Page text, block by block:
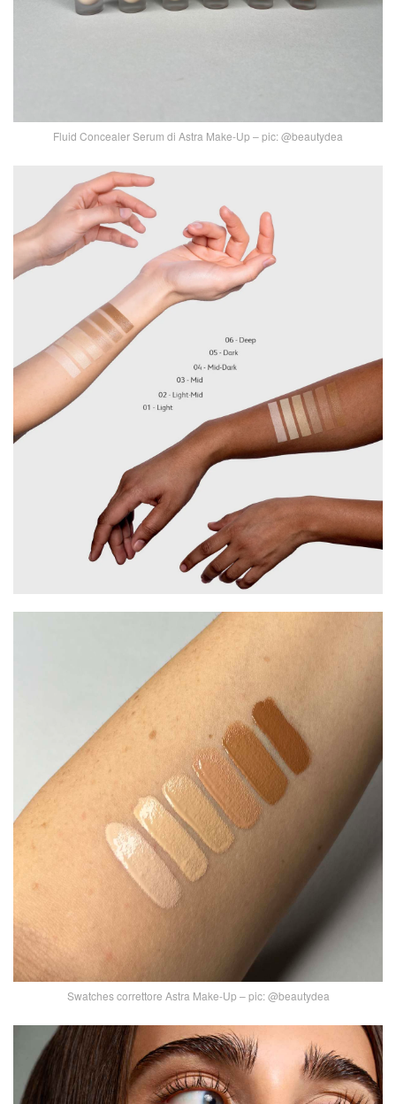
Fluid Concealer Serum di Astra Make-Up – pic: @beautydea
Swatches correttore Astra Make-Up – pic: @beautydea